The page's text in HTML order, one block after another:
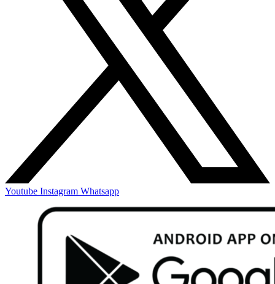
Youtube Instagram Whatsapp